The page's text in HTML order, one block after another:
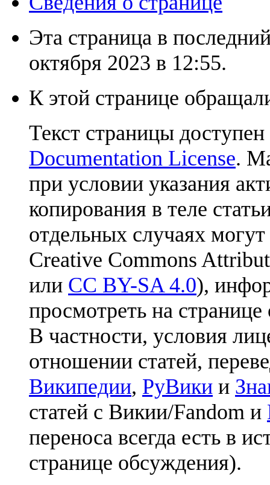
Эта страница в
октября 2023 в 12:55.
К этой странице
Текст страницы
Documentation License.
при условии указания
копирования в теле
отдельных случаях
Creative Commons
или CC BY-SA 4.0),
просмотреть на
В частности, условия
отношении статей,
Википедии, РуВики и
статей с Викии/Fandom и
переноса всегда есть в
странице обсуждения).